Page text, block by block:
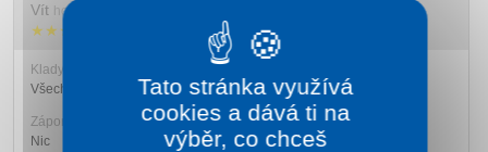
Vít hodnotí za rodinu s malými dětmi pobyt v březnu 2024
★★★★★★★★★★
Klady:
Všechno
Zápory:
Nic
Tato stránka využívá
cookies a dává ti na
výběr, co chceš